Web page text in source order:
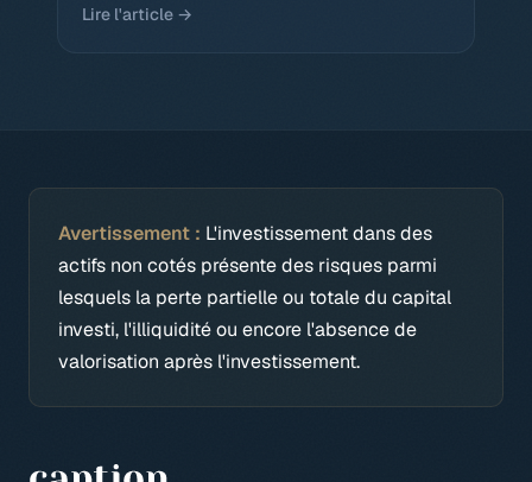
Lire l'article →
Avertissement : L'investissement dans des
actifs non cotés présente des risques parmi
lesquels la perte partielle ou totale du capital
investi, l'illiquidité ou encore l'absence de
valorisation après l'investissement.